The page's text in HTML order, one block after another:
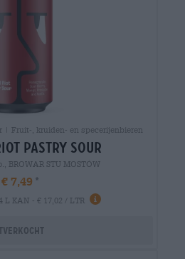
| Fruit-, kruiden- en specerijenbieren
pastry sour
BROWAR STU MOSTÓW
€ 7,49
L KAN - € 17,02 / LTR